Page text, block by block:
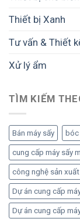
Thiết bị Xanh
Tư vấn & Thiết
Xử lý ẩm
TÌM KIẾM
Bán máy sấy
cung cấp máy sấy
công nghệ sản
Dự án cung cấp
Dự án cung cấp